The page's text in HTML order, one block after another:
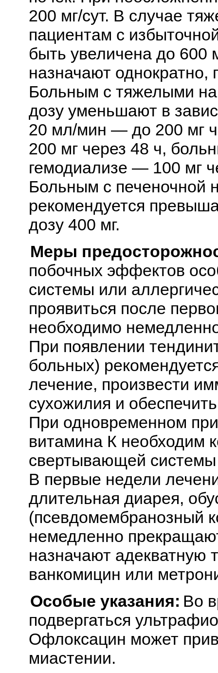
200 мг/сут. В случае
пациентам с
быть увеличена до 600
назначают однократно,
Больным с тяжелыми
дозу уменьшают в
20 мл/мин — до 200 мг
200 мг через 48 ч,
гемодиализе — 100 мг
Больным с печеночной
рекомендуется
дозу 400 мг.
Меры
побочных эффектов
системы или
проявиться после
необходимо
При появлении
больных)
лечение, произвести
сухожилия и
При одновременном
витамина К необходим
свертывающей системы
В первые недели
длительная диарея,
(псевдомембранозный
немедленно
назначают адекватную
ванкомицин или
Особые указания: Во
подвергаться
Офлоксацин может
миастении.